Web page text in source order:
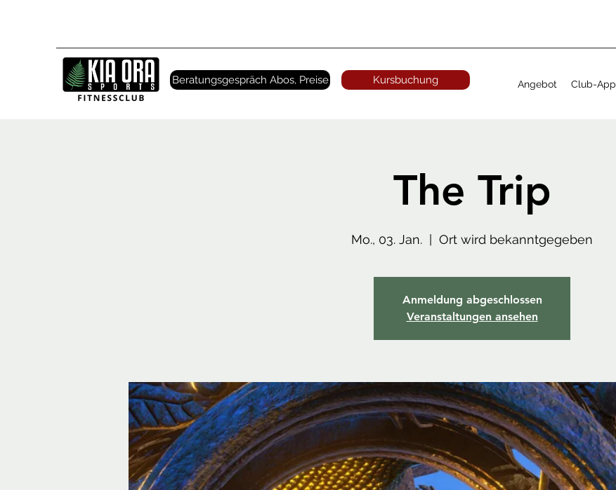
Beratungsgespräch Abos, Preise Kursbuchung Angebot Club-App
The Trip
Mo., 03. Jan. Ort wird bekanntgegeben
Anmeldung abgeschlossen
Veranstaltungen ansehen